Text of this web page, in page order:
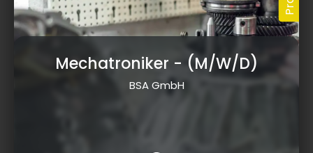
Mechatroniker - (M/W/D)
BSA GmbH